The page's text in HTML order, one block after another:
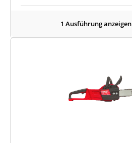
1 Ausführung anzeigen